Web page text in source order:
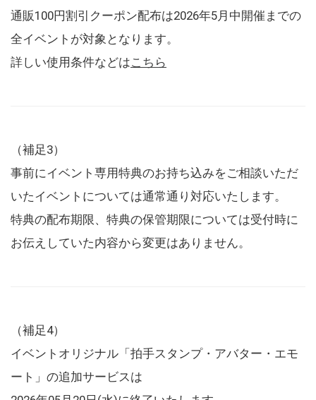
通販100円割引クーポン配布は2026年5月中開催までの
全イベントが対象となります。
詳しい使用条件などはこちら
（補足3）
事前にイベント専用特典のお持ち込みをご相談いただ
いたイベントについては通常通り対応いたします。
特典の配布期限、特典の保管期限については受付時に
お伝えしていた内容から変更はありません。
（補足4）
イベントオリジナル「拍手スタンプ・アバター・エモ
ート」の追加サービスは